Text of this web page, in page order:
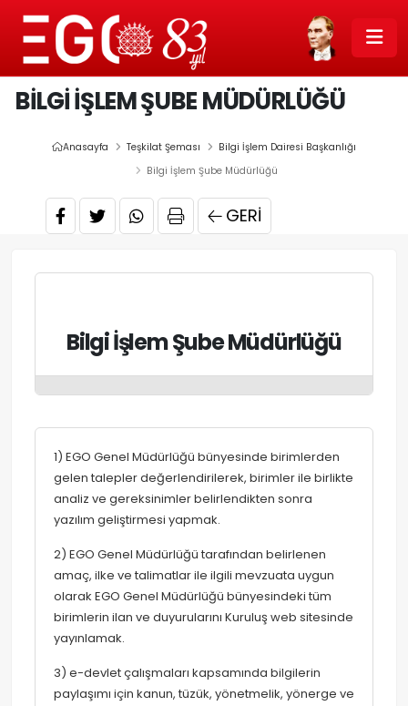
BILGI İŞLEM ŞUBE MÜDÜRLÜĞÜ
Anasayfa Teşkilat Şeması
Bilgi İşlem Dairesi Başkanlığı
Bilgi İşlem Şube Müdürlüğü
GERI
Bilgi İşlem Şube Müdürlüğü
1) EGO Genel Müdürlüğü bünyesinde birimlerden
gelen talepler değerlendirilerek, birimler ile birlikte
analiz ve gereksinimler belirlendikten sonra
yazılım geliştirmesi yapmak.
2) EGO Genel Müdürlüğü tarafından belirlenen
amaç, ilke ve talimatlar ile ilgili mevzuata uygun
olarak EGO Genel Müdürlüğü bünyesindeki tüm
birimlerin ilan ve duyurularını Kuruluş web sitesinde
yayınlamak.
3) e-devlet çalışmaları kapsamında bilgilerin
paylaşımı için kanun, tüzük, yönetmelik, yönerge ve